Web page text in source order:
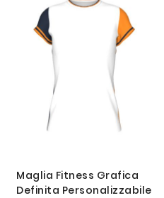
Maglia Fitness Grafica
Definita Personalizzabile